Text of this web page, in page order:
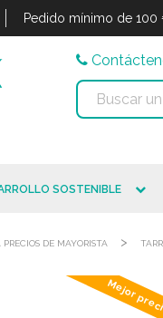
Pedido mínimo de 100
SOSTENIBLE
DE MAYORISTA >
Mejor